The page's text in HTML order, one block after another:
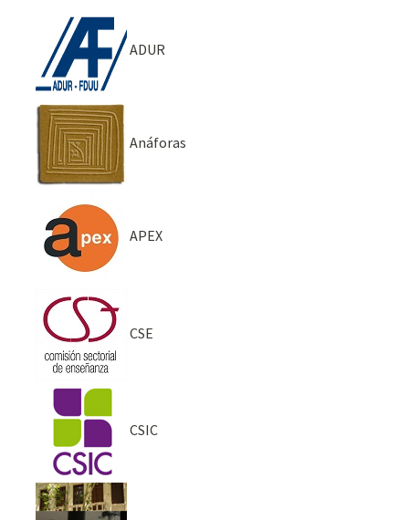
ADUR
Anáforas
APEX
CSE
CSIC